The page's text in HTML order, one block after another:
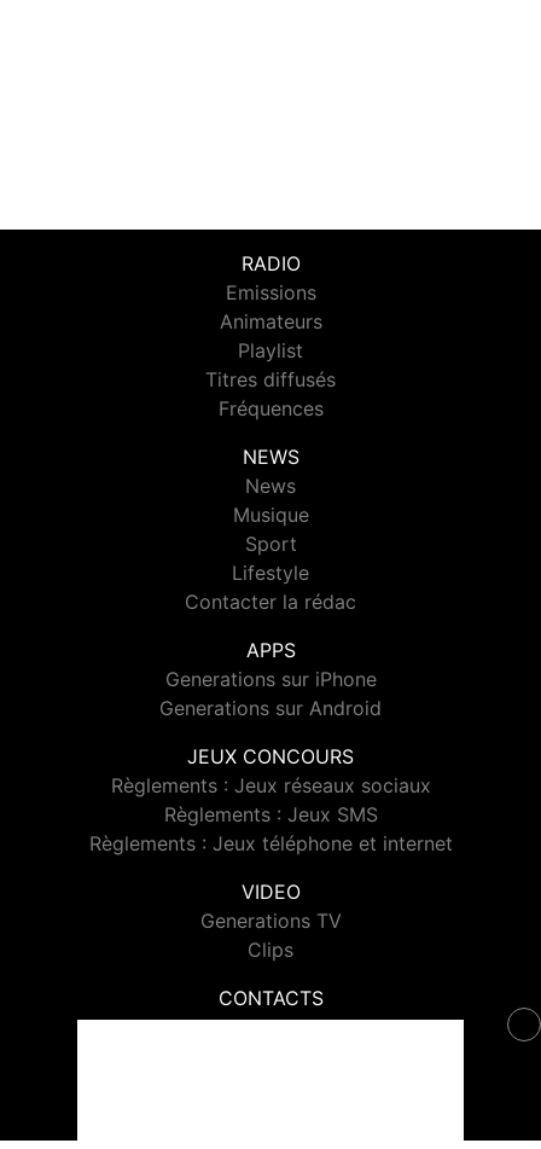
RADIO
Emissions
Animateurs
Playlist
Titres diffusés
Fréquences
NEWS
News
Musique
Sport
Lifestyle
Contacter la rédac
APPS
Generations sur iPhone
Generations sur Android
JEUX CONCOURS
Règlements : Jeux réseaux sociaux
Règlements : Jeux SMS
Règlements : Jeux téléphone et internet
VIDEO
Generations TV
Clips
CONTACTS
Contacter Generations